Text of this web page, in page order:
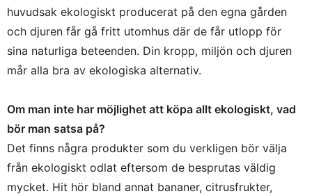
huvudsak ekologiskt producerat på den egna gården
och djuren får gå fritt utomhus där de får utlopp för
sina naturliga beteenden. Din kropp, miljön och djuren
mår alla bra av ekologiska alternativ.
Om man inte har möjlighet att köpa allt ekologiskt, vad
bör man satsa på?
Det finns några produkter som du verkligen bör välja
från ekologiskt odlat eftersom de besprutas väldig
mycket. Hit hör bland annat bananer, citrusfrukter,